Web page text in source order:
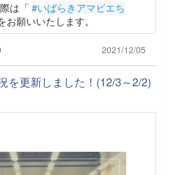
は「 #いばらきアマビエち
お願いいたします。
2021/12/05
を更新しました！(12/3～2/2)